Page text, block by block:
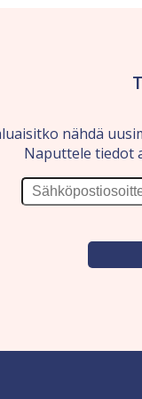
nähdä
Naputtele tiedot